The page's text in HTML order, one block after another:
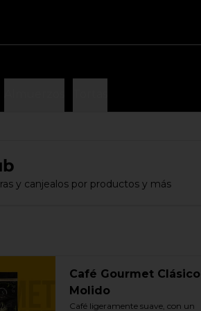
y canjealos por productos y más
Café Gourmet Clásico
Molido
Café ligeramente suave, con un